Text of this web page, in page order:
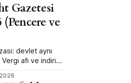
Gazetesi
ve
devlet aynı
afı ve indirim
+ arbitraj